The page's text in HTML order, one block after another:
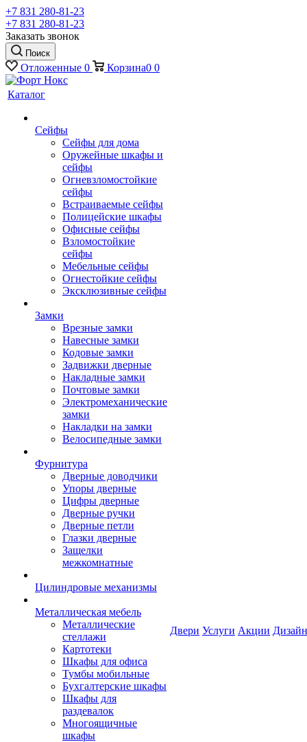
+7 831 280-81-23
+7 831 280-81-23
Заказать звонок
Поиск
Отложенные 0 Корзина0 0
Каталог
Сейфы
Сейфы для дома
Оружейные шкафы и
сейфы
Огневзломостойкие
сейфы
Встраиваемые сейфы
Полицейские шкафы
Офисные сейфы
Взломостойкие
сейфы
Мебельные сейфы
Огнестойкие сейфы
Эксклюзивные сейфы
Замки
Врезные замки
Навесные замки
Кодовые замки
Задвижки дверные
Накладные замки
Почтовые замки
Электромеханические
замки
Накладки на замки
Велосипедные замки
Фурнитура
Дверные доводчики
Упоры дверные
Цифры дверные
Дверные ручки
Дверные петли
Глазки дверные
Защелки
межкомнатные
Цилиндровые механизмы
Металлическая мебель
Металлические
стеллажи
Картотеки
Шкафы для офиса
Тумбы мобильные
Бухгалтерские шкафы
Шкафы для
раздевалок
Многоящичные
шкафы
Двери Услуги Акции